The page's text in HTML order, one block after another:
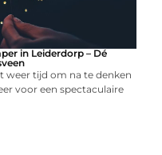
in Leiderdorp – Dé
weer tijd om na te denken
voor een spectaculaire